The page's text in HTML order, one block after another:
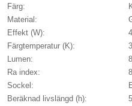
Färg:
Material:
Effekt (W):
4
Färgtemperatur (K):
Lumen:
Ra index:
Sockel:
Beräknad livslängd (h):